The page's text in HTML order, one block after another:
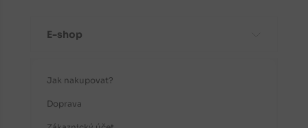
E-shop
Jak nakupovat?
Doprava